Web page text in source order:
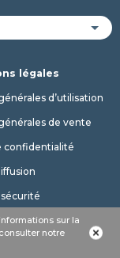
sur la
notre
légales
d’utilisation
de vente
confidentialité